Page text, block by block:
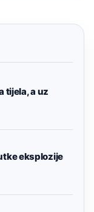
tijela, a uz
eksplozije